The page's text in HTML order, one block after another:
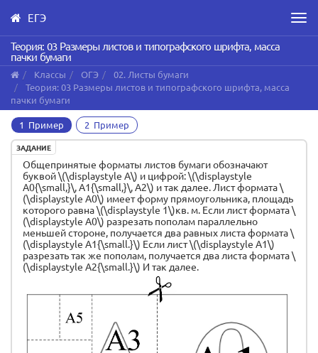
Skip
main
content
ЕГЭ
Теория: 03 Размеры листов и типографского шрифта, масса
пачки бумаги
Классы ОГЭ
02. Листы бумаги
Теория: 03 Размеры листов и типографского шрифта, масса
пачки бумаги
1 Пример 2 Пример
ЗАДАНИЕ
Общепринятые форматы листов бумаги обозначают
буквой \(\displaystyle А\) и цифрой: \(\displaystyle
А0{\small,}\, А1{\small,}\, А2\) и так далее. Лист формата \
(\displaystyle А0\) имеет форму прямоугольника, площадь
которого равна \(\displaystyle 1\)кв. м. Если лист формата \
(\displaystyle А0\) разрезать пополам параллельно
меньшей стороне, получается два равных листа формата \
(\displaystyle А1{\small.}\) Если лист \(\displaystyle А1\)
разрезать так же пополам, получается два листа формата \
(\displaystyle А2{\small.}\) И так далее.